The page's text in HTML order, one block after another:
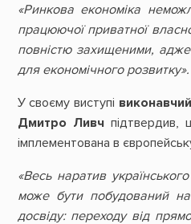
«Ринкова економіка
працюючої приватної
повністю захищеними,
для економічного розвитку».
У своєму виступі
Дмитро Ливчпідтвердив,
імплементована в
«Весь наратив
може бути побудований
досвіду: переходу від